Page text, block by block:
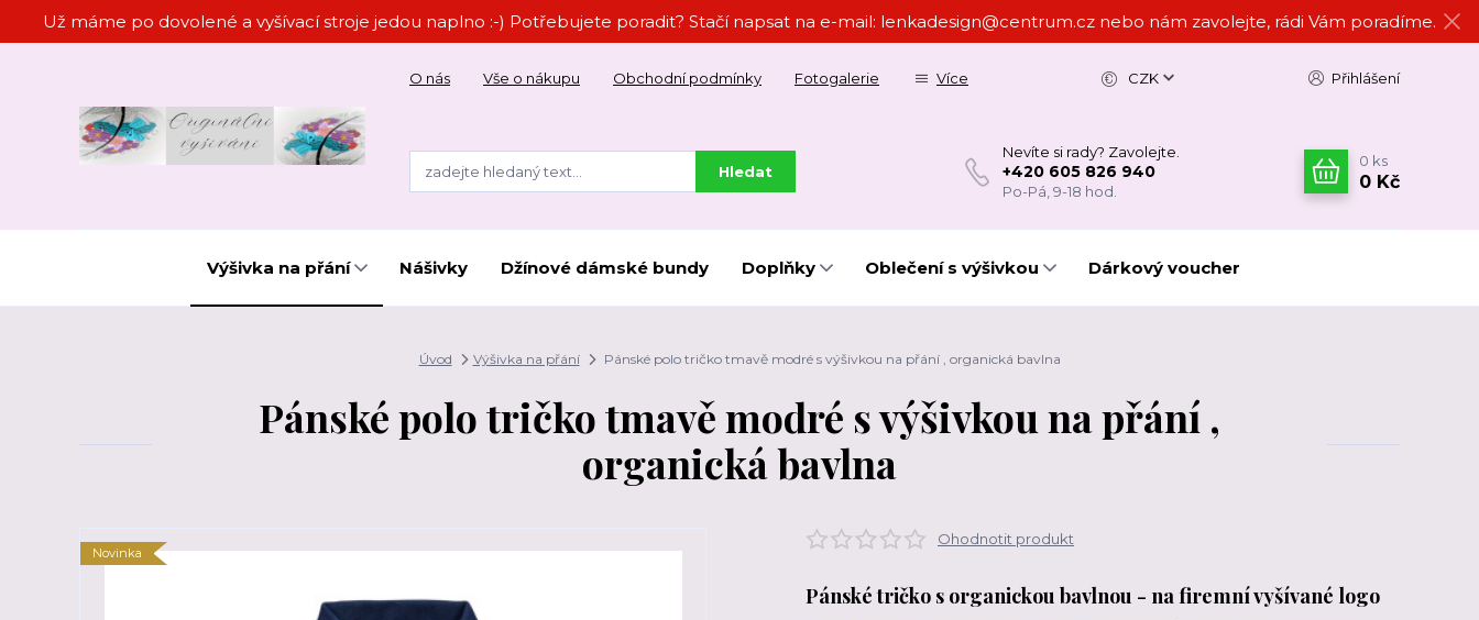
Už máme po dovolené a vyšívací stroje jedou naplno :-) Potřebujete poradit? Stačí napsat na e-mail: lenkadesign@centrum.cz nebo nám zavolejte, rádi Vám poradíme.
O nás Vše o nákupu Obchodní podmínky Fotogalerie Více CZK Přihlášení
Hledat
Nevíte si rady? Zavolejte.
+420 605 826 940
Po-Pá, 9-18 hod.
0 ks
0 Kč
Výšivka na přání Nášivky Džínové dámské bundy Doplňky Oblečení s výšivkou Dárkový voucher
Úvod Výšivka na přání Pánské polo tričko tmavě modré s výšivkou na přání , organická bavlna
Pánské polo tričko tmavě modré s výšivkou na přání ,
organická bavlna
Novinka
Ohodnotit produkt
Pánské tričko s organickou bavlnou - na firemní vyšívané logo